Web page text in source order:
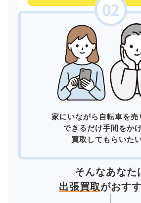
家にいながら自転車を売
できるだけ手間をか
買取してもらいたい
そんなあなた
出張買取がおす